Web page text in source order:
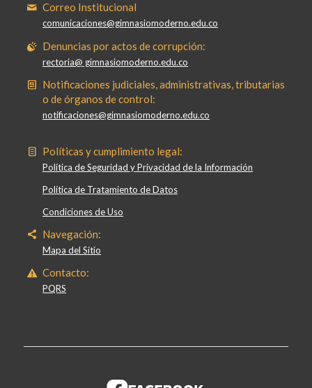
Correo Institucional
comunicaciones@gimnasiomoderno.edu.co
Denuncias por actos de corrupción:
rectoria@ gimnasiomoderno.edu.co
Notificaciones judiciales, administrativas, tributarias
o de órganos de control:
notificaciones@gimnasiomoderno.edu.co
Políticas y cumplimiento legal:
Política de Seguridad y Privacidad de la Información
Política de Tratamiento de Datos
Condiciones de Uso
Navegación:
Mapa del Sitio
Contacto:
PQRS